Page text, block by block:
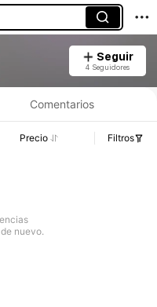
Seguir
4 Seguidores
Comentarios
Precio Filtros
nuevo.